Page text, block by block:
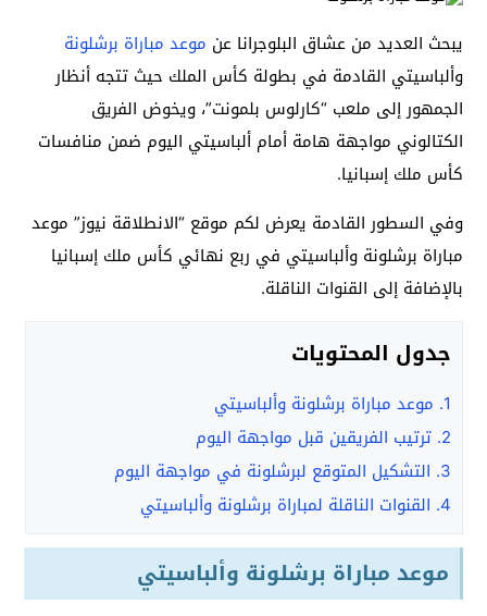
يبحث العديد من عشاق البلوجرانا عن موعد مباراة برشلونة
وألباسيتي القادمة في بطولة كأس الملك حيث تتجه أنظار
الجمهور إلى ملعب “كارلوس بلمونت”، ويخوض الفريق
الكتالوني مواجهة هامة أمام ألباسيتي اليوم ضمن منافسات
كأس ملك إسبانيا.
وفي السطور القادمة يعرض لكم موقع “الانطلاقة نيوز” موعد
مباراة برشلونة وألباسيتي في ربع نهائي كأس ملك إسبانيا
بالإضافة إلى القنوات الناقلة.
جدول المحتويات
1. موعد مباراة برشلونة وألباسيتي
2. ترتيب الفريقين قبل مواجهة اليوم
3. التشكيل المتوقع لبرشلونة في مواجهة اليوم
4. القنوات الناقلة لمباراة برشلونة وألباسيتي
موعد مباراة برشلونة وألباسيتي